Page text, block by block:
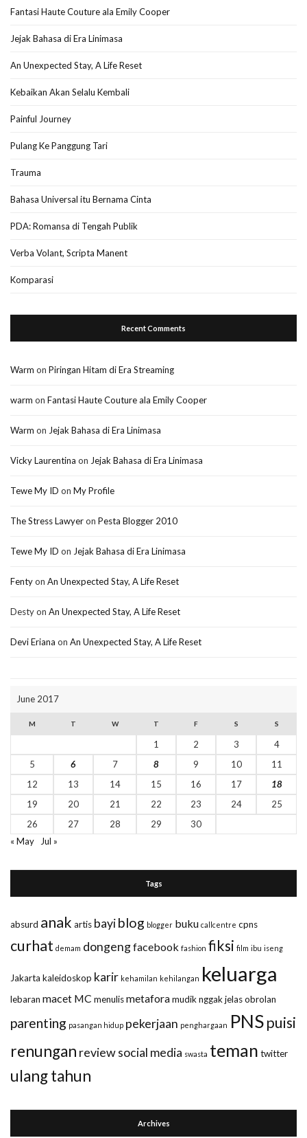
Fantasi Haute Couture ala Emily Cooper
Jejak Bahasa di Era Linimasa
An Unexpected Stay, A Life Reset
Kebaikan Akan Selalu Kembali
Painful Journey
Pulang Ke Panggung Tari
Trauma
Bahasa Universal itu Bernama Cinta
PDA: Romansa di Tengah Publik
Verba Volant, Scripta Manent
Komparasi
Recent Comments
Warm on Piringan Hitam di Era Streaming
warm on Fantasi Haute Couture ala Emily Cooper
Warm on Jejak Bahasa di Era Linimasa
Vicky Laurentina on Jejak Bahasa di Era Linimasa
Tewe My ID on My Profile
The Stress Lawyeron Pesta Blogger 2010
Tewe My ID on Jejak Bahasa di Era Linimasa
Fentyon An Unexpected Stay, A Life Reset
Destyon An Unexpected Stay, A Life Reset
Devi Eriana on An Unexpected Stay, A Life Reset
June 2017
M T W T F S S
1 2 3
4
5
6 7 8 9 10
11
12
13 14 15 16 17
18
19
20 21 22 23 24
25
26
27 28 29
30
« May
Jul »
Tags
absurd anak artis bayiblog blogger buku callcentre cpns
curhat demam dongengfacebook fashion fiksi film ibu iseng
Jakarta kaleidoskop karir kehamilan kehilangan keluarga
lebaran macet MC menulismetaforamudiknggak jelasobrolan
parenting pasangan hidup pekerjaan penghargaan PNSpuisi
renungan reviewsocial media swasta teman twitter
ulang tahun
Archives